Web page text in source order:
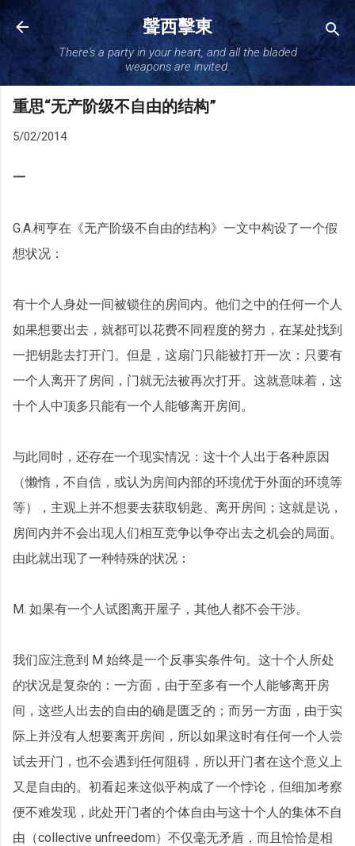
跳至主要内容
聲西擊東
There's a party in your heart, and all the bladed
weapons are invited.
重思“无产阶级不自由的结构”
5/02/2014
一
G.A.柯亨在《无产阶级不自由的结构》一文中构设了一个假
想状况：
有十个人身处一间被锁住的房间内。他们之中的任何一个人
如果想要出去，就都可以花费不同程度的努力，在某处找到
一把钥匙去打开门。但是，这扇门只能被打开一次：只要有
一个人离开了房间，门就无法被再次打开。这就意味着，这
十个人中顶多只能有一个人能够离开房间。
与此同时，还存在一个现实情况：这十个人出于各种原因
（懒惰，不自信，或认为房间内部的环境优于外面的环境等
等），主观上并不想要去获取钥匙、离开房间；这就是说，
房间内并不会出现人们相互竞争以争夺出去之机会的局面。
由此就出现了一种特殊的状况：
M. 如果有一个人试图离开屋子，其他人都不会干涉。
我们应注意到 M 始终是一个反事实条件句。这十个人所处
的状况是复杂的：一方面，由于至多有一个人能够离开房
间，这些人出去的自由的确是匮乏的；而另一方面，由于实
际上并没有人想要离开房间，所以如果这时有任何一个人尝
试去开门，也不会遇到任何阻碍，所以开门者在这个意义上
又是自由的。初看起来这似乎构成了一个悖论，但细加考察
便不难发现，此处开门者的个体自由与这十个人的集体不自
由（collective unfreedom）不仅毫无矛盾，而且恰恰是相